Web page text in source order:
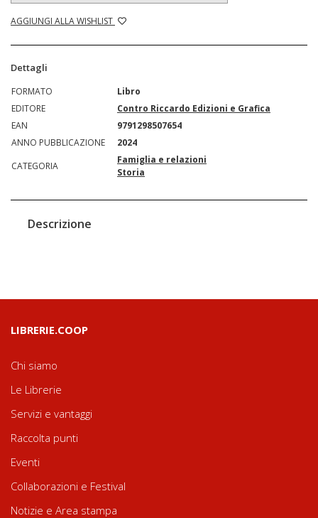
AGGIUNGI ALLA WISHLIST
Dettagli
FORMATO
Libro
EDITORE
Contro Riccardo Edizioni e Grafica
EAN
9791298507654
ANNO PUBBLICAZIONE
2024
CATEGORIA
Famiglia e relazioni
Storia
Descrizione
LIBRERIE.COOP
Chi siamo
Le Librerie
Servizi e vantaggi
Raccolta punti
Eventi
Collaborazioni e Festival
Notizie e Area stampa